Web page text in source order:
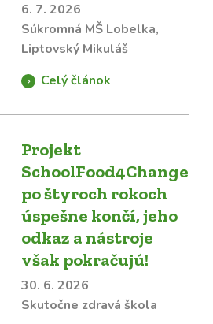
6. 7. 2026
Súkromná MŠ Lobelka,
Liptovský Mikuláš
Celý článok
Projekt
SchoolFood4Change
po štyroch rokoch
úspešne končí, jeho
odkaz a nástroje
však pokračujú!
30. 6. 2026
Skutočne zdravá škola